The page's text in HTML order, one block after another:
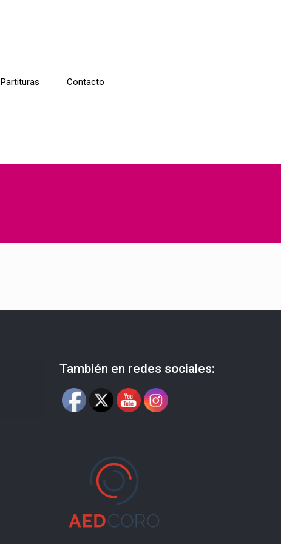
Partituras Contacto
También en redes sociales: